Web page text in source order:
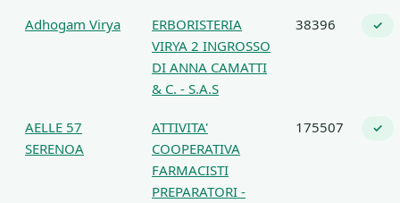
Adhogam Virya
ERBORISTERIA
VIRYA 2 INGROSSO
DI ANNA CAMATTI
& C. - S.A.S
38396 ✓
AELLE 57
SERENOA
ATTIVITA'
COOPERATIVA
FARMACISTI
PREPARATORI -
175507 ✓